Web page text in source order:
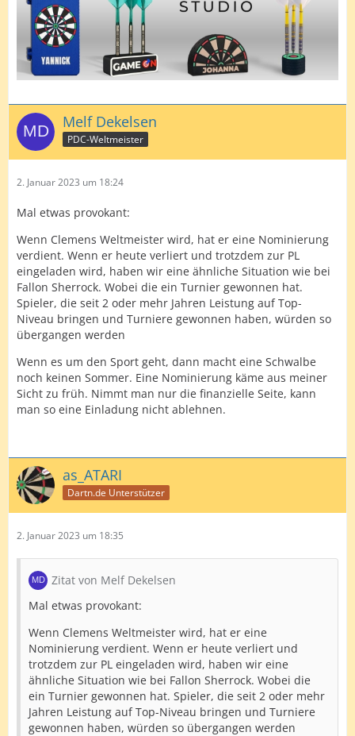
Melf Dekelsen
PDC-Weltmeister
2. Januar 2023 um 18:24
Mal etwas provokant:
Wenn Clemens Weltmeister wird, hat er eine Nominierung
verdient. Wenn er heute verliert und trotzdem zur PL
eingeladen wird, haben wir eine ähnliche Situation wie bei
Fallon Sherrock. Wobei die ein Turnier gewonnen hat.
Spieler, die seit 2 oder mehr Jahren Leistung auf Top-
Niveau bringen und Turniere gewonnen haben, würden so
übergangen werden
Wenn es um den Sport geht, dann macht eine Schwalbe
noch keinen Sommer. Eine Nominierung käme aus meiner
Sicht zu früh. Nimmt man nur die finanzielle Seite, kann
man so eine Einladung nicht ablehnen.
as_ATARI
Dartn.de Unterstützer
2. Januar 2023 um 18:35
Zitat von Melf Dekelsen
Mal etwas provokant:
Wenn Clemens Weltmeister wird, hat er eine
Nominierung verdient. Wenn er heute verliert und
trotzdem zur PL eingeladen wird, haben wir eine
ähnliche Situation wie bei Fallon Sherrock. Wobei die
ein Turnier gewonnen hat. Spieler, die seit 2 oder mehr
Jahren Leistung auf Top-Niveau bringen und Turniere
gewonnen haben, würden so übergangen werden